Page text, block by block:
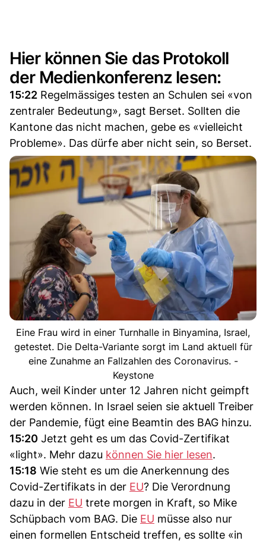
Hier können Sie das Protokoll
der Medienkonferenz lesen:
15:22 Regelmässiges testen an Schulen sei «von
zentraler Bedeutung», sagt Berset. Sollten die
Kantone das nicht machen, gebe es «vielleicht
Probleme». Das dürfe aber nicht sein, so Berset.
Eine Frau wird in einer Turnhalle in Binyamina, Israel,
getestet. Die Delta-Variante sorgt im Land aktuell für
eine Zunahme an Fallzahlen des Coronavirus. -
Keystone
Auch, weil Kinder unter 12 Jahren nicht geimpft
werden können. In Israel seien sie aktuell Treiber
der Pandemie, fügt eine Beamtin des BAG hinzu.
15:20 Jetzt geht es um das Covid-Zertifikat
«light». Mehr dazu können Sie hier lesen.
15:18 Wie steht es um die Anerkennung des
Covid-Zertifikats in der EU? Die Verordnung
dazu in der EU trete morgen in Kraft, so Mike
Schüpbach vom BAG. Die EU müsse also nur
einen formellen Entscheid treffen, es sollte «in